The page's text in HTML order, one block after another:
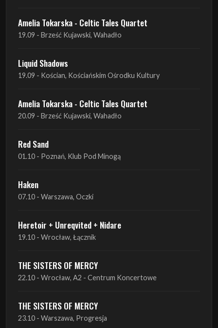
Amelia Tokarska - Celtic Tales Quartet
19.09 - Brześć Kujawski, Wahadło
Liquid Shadows
19.09 - Kościan, Kościańskim Ośrodku Kultury
Amelia Tokarska - Celtic Tales Quartet
20.09 - Brześć Kujawski, Wahadło
Red Sand
01.10 - Poznań, Klub Pod Minogą
Haken
07.10 - Warszawa, Oczki
Heretoir + Unreqvited + Nidare
19.10 - Wrocław, Łącznik
THE SISTERS OF MERCY
22.10 - Wrocław, A2 - Centrum Koncertowe
THE SISTERS OF MERCY
23.10 - Warszawa, Progresja